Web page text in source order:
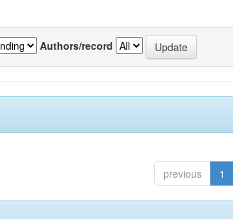
Authors/record
previous 1